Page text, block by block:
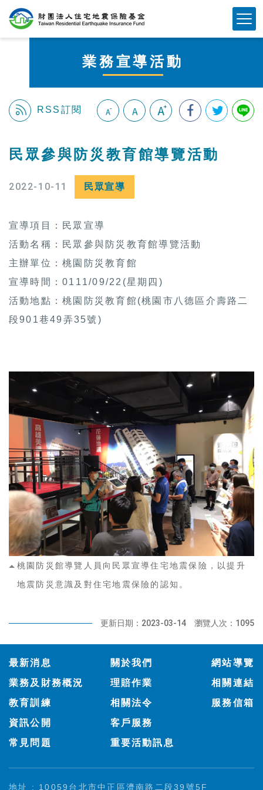
業務宣導活動
RSS訂閱
民眾參與防災教育館導覽活動
2022-10-11 民眾宣導
宣導項目：民眾宣導
活動名稱：民眾參與防災教育館導覽活動
主辦單位：桃園防災教育館
宣導時間：0111/09/22(星期四)
活動地點：桃園防災教育館(桃園市八德區介壽路二
段901巷49弄35號)
桃園防災館導覽人員向民眾宣導住宅地震保險，以提升
地震防災意識及對住宅地震保險的認知。
更新日期：2023-03-14 瀏覽人次：1095
最新消息
關於我們
業務及財務概況
理賠作業
教育訓練
相關法令
資訊公開
客戶服務
常見問題
重要活動訊息
網站導覽
相關連結
服務信箱
地址 : 10059台北市中正區濟南路二段39號5F